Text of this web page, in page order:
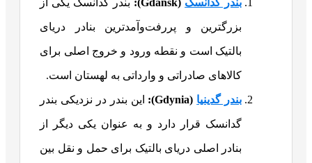
بندر گدانسک (
Gdańsk
): بندر گدانسک یکی از
بزرگترین و پررفت‌وآمدترین بنادر دریای
بالتیک است و نقطه ورود و خروج اصلی برای
کالاهای صادراتی و وارداتی به لهستان است.
بندر گدینیا (
Gdynia
): این بندر در نزدیکی بندر
گدانسک قرار دارد و به عنوان یکی دیگر از
بنادر اصلی دریای بالتیک برای حمل و نقل بین